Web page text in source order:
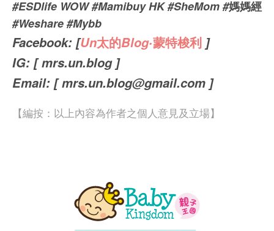
#ESDlife WOW #Mamibuy HK #SheMom #媽媽經
#Weshare #Mybb
Facebook: [Un太的Blog‧蒙特梭利 ]
IG: [ mrs.un.blog ]
Email: [mrs.un.blog@gmail.com ]
【編按：以上內容為作者之個人意見及立場】